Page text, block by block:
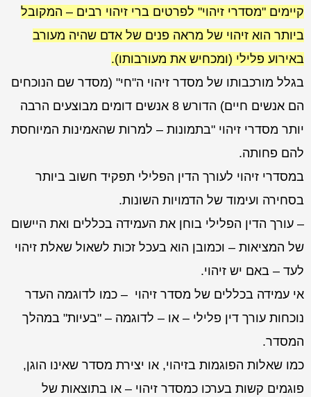
קיימים "מסדרי זיהוי" לפרטים ברי זיהוי רבים – המקובל
ביותר הוא זיהוי של מראה פנים של אדם שהיה מעורב
באירוע פלילי (ומכחיש את מעורבותו).
בגלל מורכבותו של מסדר זיהוי ה"חי" (מסדר שם הנוכחים
הם אנשים חיים) הדורש 8 אנשים דומים מבוצעים הרבה
יותר מסדרי זיהוי "בתמונות – למרות שהאמינות המיוחסת
להם פחותה.
במסדרי זיהוי לעורך הדין הפלילי תפקיד חשוב ביותר
בסחירה ועימוד של הדמויות השונות.
– עורך הדין הפלילי בוחן את העמידה בכללים ואת היישום
של המציאות – וכמובן הוא בעכל זכות לשאול שאלת זיהוי
לעד – באם יש זיהוי.
אי עמידה בכללים של מסדר זיהוי – כמו לדוגמה העדר
נוכחות עורך דין פלילי – או – לדוגמה – "בעיות" במהלך
המסדר.
כמו שאלות הפוגמות בזיהוי, או יצירת מסדר שאינו הוגן,
פוגמים קשות בערכו כמסדר זיהוי – או בתוצאות של